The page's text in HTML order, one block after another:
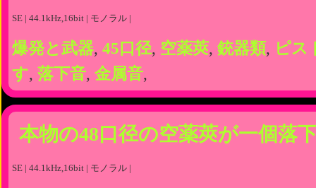
SE | 44.1kHz,16bit | モノラル |
爆発と武器, 45口径, 空薬莢, 銃器類, ピス
す, 落下音, 金属音,
本物の48口径の空薬莢が一個落
SE | 44.1kHz,16bit | モノラル |